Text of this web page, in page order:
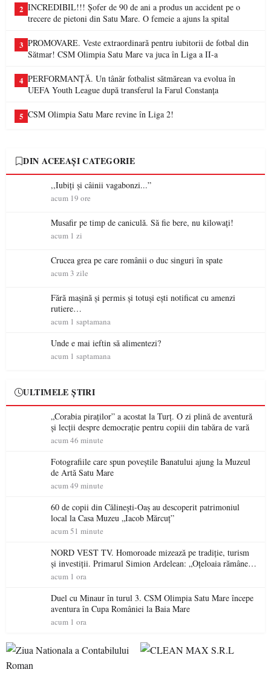
2 INCREDIBIL!!! Șofer de 90 de ani a produs un accident pe o
trecere de pietoni din Satu Mare. O femeie a ajuns la spital
3 PROMOVARE. Veste extraordinară pentru iubitorii de fotbal din
Sătmar! CSM Olimpia Satu Mare va juca în Liga a II-a
4 PERFORMANȚĂ. Un tânăr fotbalist sătmărean va evolua în
UEFA Youth League după transferul la Farul Constanța
5 CSM Olimpia Satu Mare revine în Liga 2!
DIN ACEEAȘI CATEGORIE
,,Iubiți și câinii vagabonzi...”
acum 19 ore
Musafir pe timp de caniculă. Să fie bere, nu kilowați!
acum 1 zi
Crucea grea pe care românii o duc singuri în spate
acum 3 zile
Fără mașină și permis și totuși ești notificat cu amenzi
rutiere…
acum 1 saptamana
Unde e mai ieftin să alimentezi?
acum 1 saptamana
ULTIMELE ȘTIRI
„Corabia piraților” a acostat la Turț. O zi plină de aventură
și lecții despre democrație pentru copiii din tabăra de vară
acum 46 minute
Fotografiile care spun poveștile Banatului ajung la Muzeul
de Artă Satu Mare
acum 49 minute
60 de copii din Călinești-Oaș au descoperit patrimoniul
local la Casa Muzeu „Iacob Mărcuț”
acum 51 minute
NORD VEST TV. Homoroade mizează pe tradiție, turism
și investiții. Primarul Simion Ardelean: „Oțeloaia rămâne
un brand al Codrului”
acum 1 ora
Duel cu Minaur în turul 3. CSM Olimpia Satu Mare începe
aventura în Cupa României la Baia Mare
acum 1 ora